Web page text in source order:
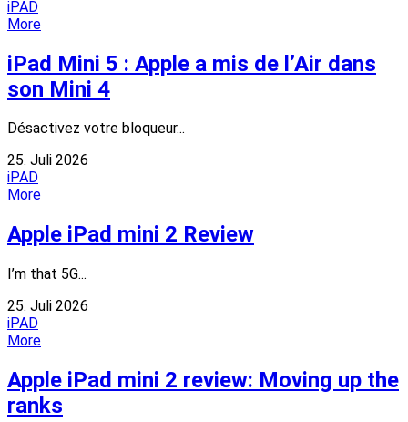
iPAD
More
iPad Mini 5 : Apple a mis de l’Air dans
son Mini 4
Désactivez votre bloqueur...
25. Juli 2026
iPAD
More
Apple iPad mini 2 Review
I’m that 5G...
25. Juli 2026
iPAD
More
Apple iPad mini 2 review: Moving up the
ranks